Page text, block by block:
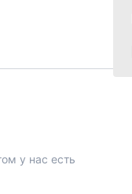
у нас есть